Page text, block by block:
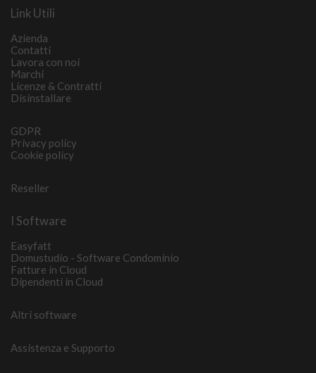
Link Utili
Azienda
Contatti
Lavora con noi
Marchi
Licenze & Contratti
Disinstallare
GDPR
Privacy policy
Cookie policy
Reseller
I Software
Easyfatt
Domustudio - Software Condominio
Fatture in Cloud
Dipendenti in Cloud
Altri software
Assistenza e Supporto